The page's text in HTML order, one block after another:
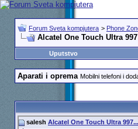
Forum Sveta kompjutera > Phone
Alcatel One Touch Ultra
Uputstvo
Aparati i oprema Mobilni telefoni i
salesh Alcatel One Touch Ultra 997...